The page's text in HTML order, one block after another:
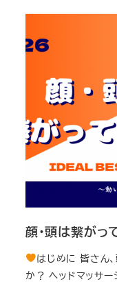
顔・頭は繋がっ
はじめに 皆さん
か？ ヘッドマッサ